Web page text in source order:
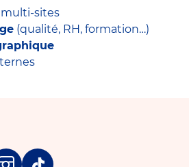
multi-sites
(qualité, RH, formation…)